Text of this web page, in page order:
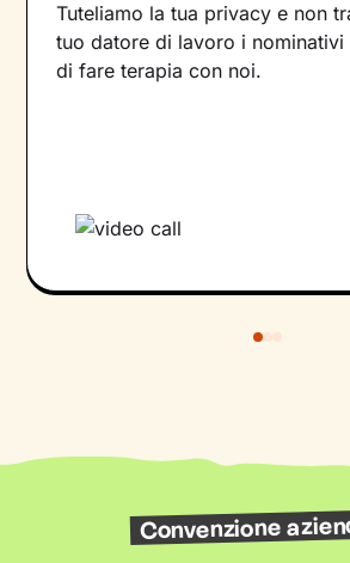
Tuteliamo la tua privacy e non
tuo datore di lavoro i
di fare terapia con noi.
Convenzione